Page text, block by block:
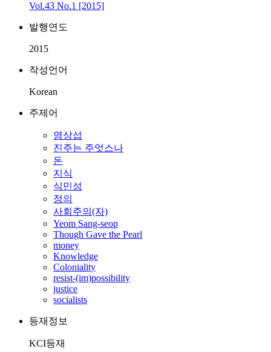
Vol.43 No.1 [2015]
발행연도
2015
작성언어
Korean
주제어
염상섭
진주는 주엇스나
돈
지식
식민성
정의
사회주의(자)
Yeom Sang-seop
Though Gave the Pearl
money
Knowledge
Coloniality
resist-(im)possibility
justice
socialists
등재정보
KCI등재